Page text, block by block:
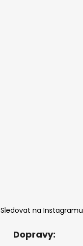
Sledovat na Instagramu
Dopravy: